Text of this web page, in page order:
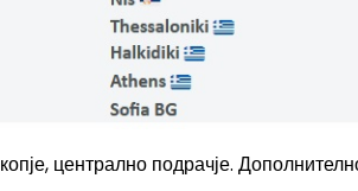
централно подрачје.